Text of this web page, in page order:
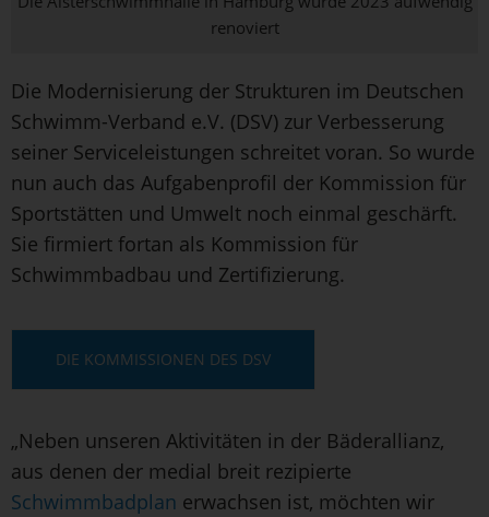
renoviert
Die Modernisierung der Strukturen im Deutschen
Schwimm-Verband e.V. (DSV) zur Verbesserung
seiner Serviceleistungen schreitet voran. So wurde
nun auch das Aufgabenprofil der Kommission für
Sportstätten und Umwelt noch einmal geschärft.
Sie firmiert fortan als Kommission für
Schwimmbadbau und Zertifizierung.
DIE KOMMISSIONEN DES DSV
„Neben unseren Aktivitäten in der Bäderallianz,
aus denen der medial breit rezipierte
Schwimmbadplan erwachsen ist, möchten wir